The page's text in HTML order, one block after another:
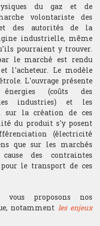
du gaz et de
volontariste des
et des autorités de la
industrielle, même
pourraient y trouver.
le marché est rendu
l’acheteur. Le modèle
L’ouvrage présente
(coûts des
industries) et les
la création de ces
du produit s’y posent
(électricité
que sur les marchés
des contraintes
le transport de ces
proposons nos
notamment les enjeux